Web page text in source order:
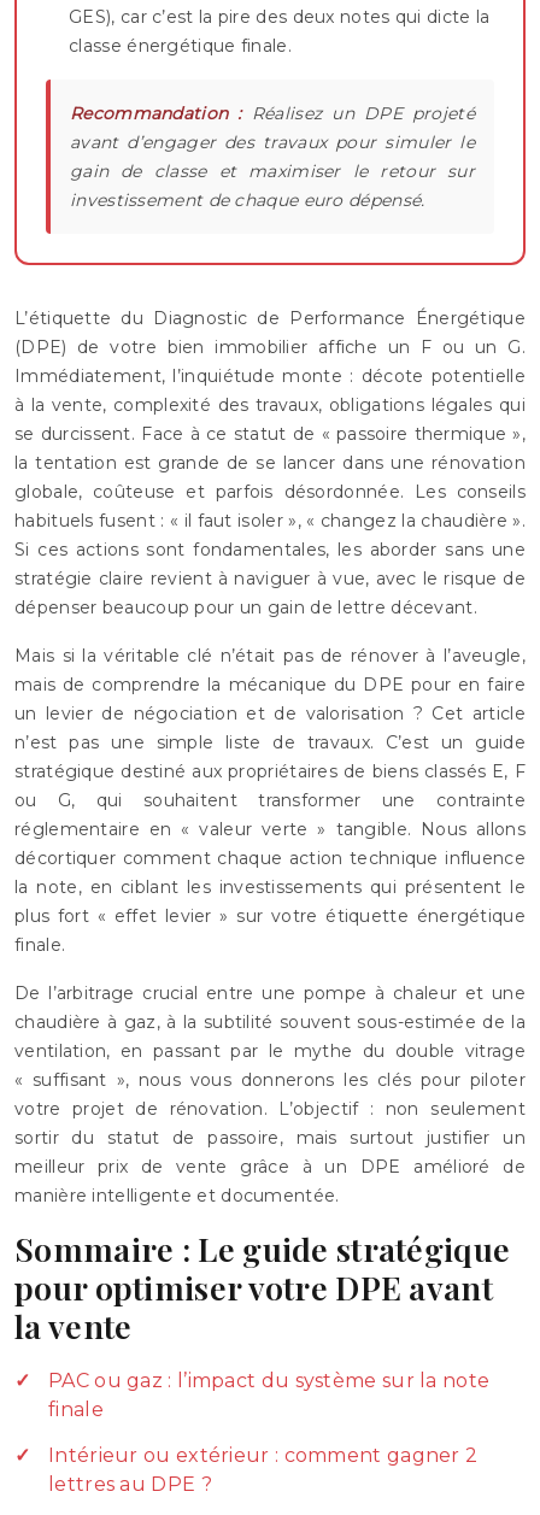
GES), car c’est la pire des deux notes qui dicte la
classe énergétique finale.
Recommandation :Réalisez un DPE projeté
avant d’engager des travaux pour simuler le
gain de classe et maximiser le retour sur
investissement de chaque euro dépensé.
L’étiquette du Diagnostic de Performance Énergétique
(DPE) de votre bien immobilier affiche un F ou un G.
Immédiatement, l’inquiétude monte : décote potentielle
à la vente, complexité des travaux, obligations légales qui
se durcissent. Face à ce statut de « passoire thermique »,
la tentation est grande de se lancer dans une rénovation
globale, coûteuse et parfois désordonnée. Les conseils
habituels fusent : « il faut isoler », « changez la chaudière ».
Si ces actions sont fondamentales, les aborder sans une
stratégie claire revient à naviguer à vue, avec le risque de
dépenser beaucoup pour un gain de lettre décevant.
Mais si la véritable clé n’était pas de rénover à l’aveugle,
mais de comprendre la mécanique du DPE pour en faire
un levier de négociation et de valorisation ? Cet article
n’est pas une simple liste de travaux. C’est un guide
stratégique destiné aux propriétaires de biens classés E, F
ou G, qui souhaitent transformer une contrainte
réglementaire en « valeur verte » tangible. Nous allons
décortiquer comment chaque action technique influence
la note, en ciblant les investissements qui présentent le
plus fort « effet levier » sur votre étiquette énergétique
finale.
De l’arbitrage crucial entre une pompe à chaleur et une
chaudière à gaz, à la subtilité souvent sous-estimée de la
ventilation, en passant par le mythe du double vitrage
« suffisant », nous vous donnerons les clés pour piloter
votre projet de rénovation. L’objectif : non seulement
sortir du statut de passoire, mais surtout justifier un
meilleur prix de vente grâce à un DPE amélioré de
manière intelligente et documentée.
Sommaire : Le guide stratégique
pour optimiser votre DPE avant
la vente
PAC ou gaz : l’impact du système sur la note
finale
Intérieur ou extérieur : comment gagner 2
lettres au DPE ?